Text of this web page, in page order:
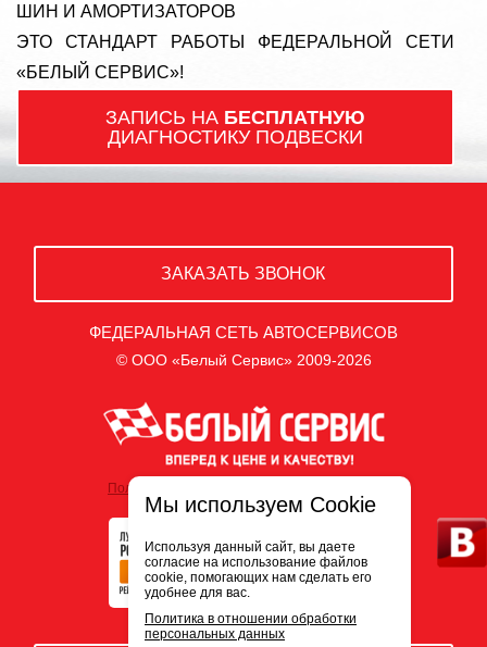
ШИН И АМОРТИЗАТОРОВ
ЭТО СТАНДАРТ РАБОТЫ ФЕДЕРАЛЬНОЙ СЕТИ
«БЕЛЫЙ СЕРВИС»!
ЗАПИСЬ НА БЕСПЛАТНУЮ
ДИАГНОСТИКУ ПОДВЕСКИ
ЗАКАЗАТЬ ЗВОНОК
ФЕДЕРАЛЬНАЯ СЕТЬ АВТОСЕРВИСОВ
© ООО «Белый Сервис» 2009-2026
Политика обработки персональных данных
Мы используем Cookie
Используя данный сайт, вы даете
согласие на использование файлов
cookie, помогающих нам сделать его
удобнее для вас.
Политика в отношении обработки
персональных данных